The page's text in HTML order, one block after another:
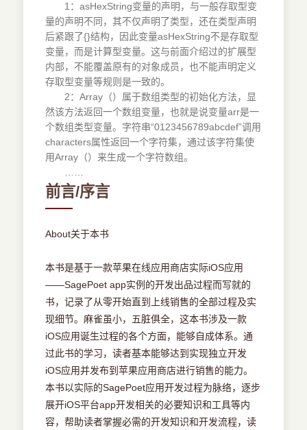
4．7数据导入数据库
第5章控制器
5．1PoemsViewController
5．2DetailForPoemController
5．3GameViewController
第6章调试
6．1调试基础
6．2常见crash原因归类
6．3instrument 分析
第7章修饰
7．1修饰基本要素
7．2背景
7．4音效
7．6LaunchImage
第8章多设备支持
8．1自动布局
8．2屏幕方向
第9章国际化
9．1界面国际化
9．2appname国际化
第10章上线
10．1appID
10．2 证书
1：asHexString变量的声明，与一般存取型变
量的声明不同，其不仅声明了类型，还在类型声明
后紧跟了{}结构，因此变量asHexString不是存取型
变量，而是计算型变量。这与前面介绍过的扩展型
内部，不能覆盖原有的对象成员，也不能声明定义
存取型变量等规则是一致的。
2：Array（）属于数组类型的初始化方法，显
然该方法返回一个数组变量，也就是说变量arr是一
个数组类型变量。字符串“0123456789abcdef”调用
characters属性返回一个字符集，通过该字符集使
用Array（）来生成一个字符数组。
……
前言/序言
About关于本书
本书是基于一款苹果在线应用商店实际iOS应用
——SagePoet app实例的开发出品过程而写就的
书，记录了从零开始直到上线销售的全部过程及实
现细节。麻雀虽小，五脏俱全，这本书涉及一款
iOS应用诞生过程的各个方面，能够自成体系。通
过此书的学习，读者基本能够达到实现独立开发
iOS应用并发布到苹果应用商店进行销售的能力。
本书以实际的SagePoet应用开发过程为脉络，逐步
展开iOS平台app开发相关的必要知识和工具等内
容，帮助读者掌握必需的开发知识和开发流程，读